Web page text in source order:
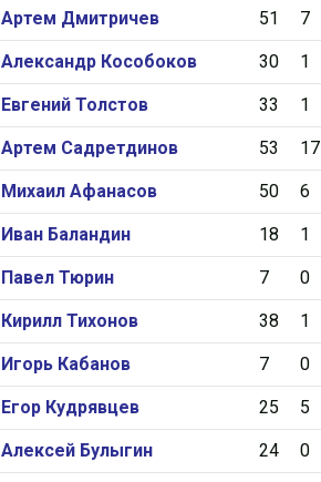
Артем Дмитричев 51 7
Александр Кособоков 30 1
Евгений Толстов 33 1
Артем Садретдинов 53 17
Михаил Афанасов 50 6
Иван Баландин 18 1
Павел Тюрин 7 0
Кирилл Тихонов 38 1
Игорь Кабанов 7 0
Егор Кудрявцев 25 5
Алексей Булыгин 24 0